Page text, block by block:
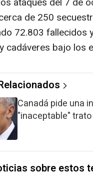
de 250
72.803 fallecidos
cadáveres bajo los
Canadá pide una
"inaceptable"
sobre estos